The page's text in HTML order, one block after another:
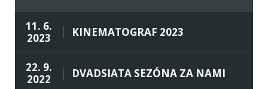
11. 6.
2023
KINEMATOGRAF 2023
22. 9.
2022
DVADSIATA SEZÓNA ZA NAMI